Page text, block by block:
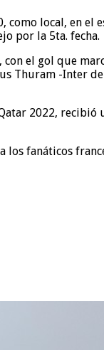
local, en el
por la 5ta. fecha.
el gol que
Thuram -Inter
2022,
fanáticos